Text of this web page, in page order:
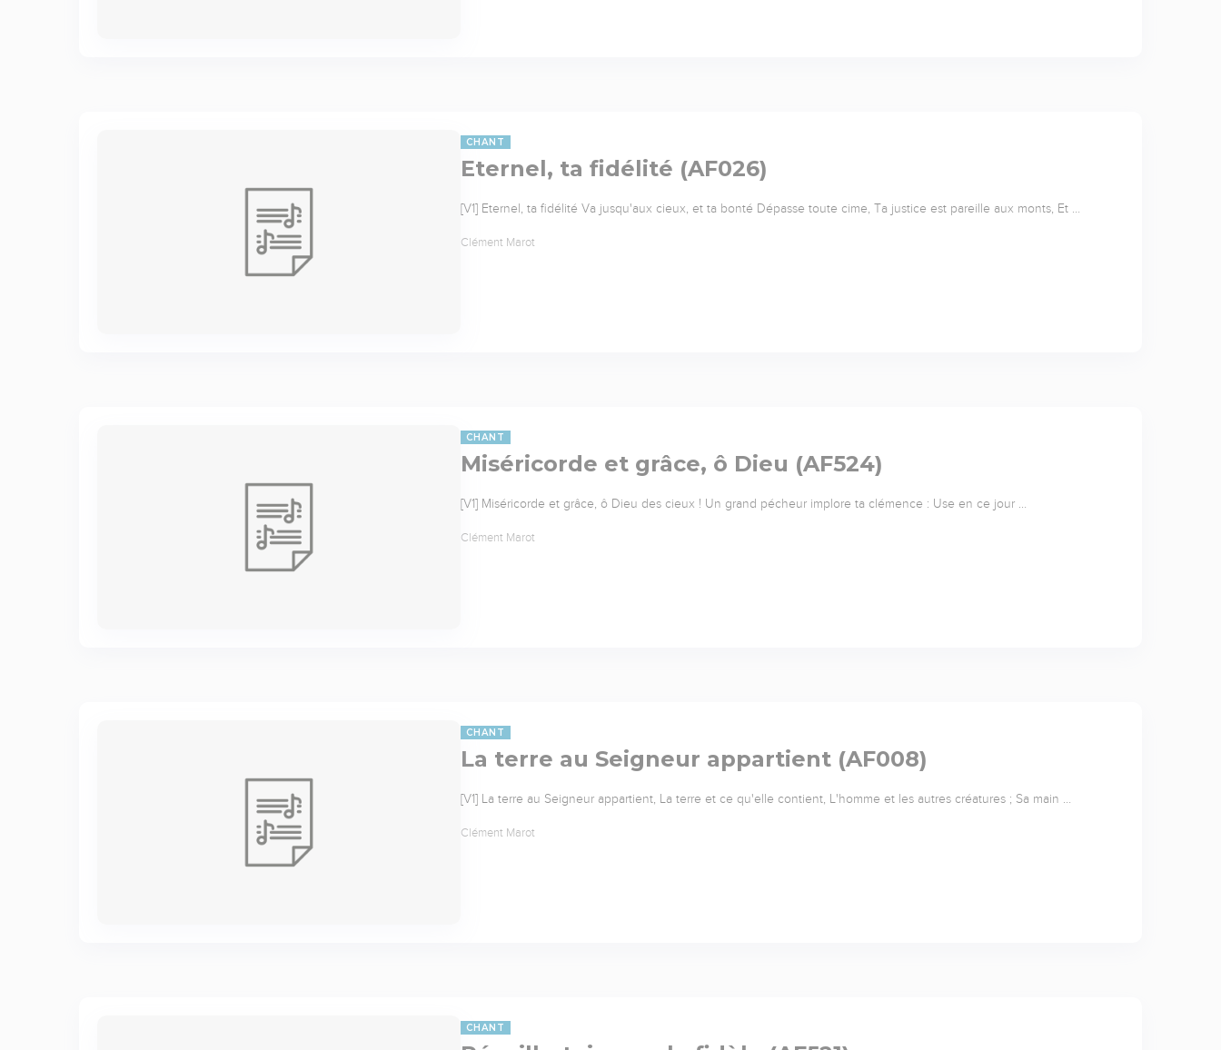
CHANT
Eternel, ta fidélité (AF026)
[V1] Eternel, ta fidélité Va jusqu'aux cieux, et ta bonté Dépasse toute cime, Ta justice est pareille aux monts, Et …
Clément Marot
CHANT
Miséricorde et grâce, ô Dieu (AF524)
[V1] Miséricorde et grâce, ô Dieu des cieux ! Un grand pécheur implore ta clémence : Use en ce jour …
Clément Marot
CHANT
La terre au Seigneur appartient (AF008)
[V1] La terre au Seigneur appartient, La terre et ce qu'elle contient, L'homme et les autres créatures ; Sa main …
Clément Marot
CHANT